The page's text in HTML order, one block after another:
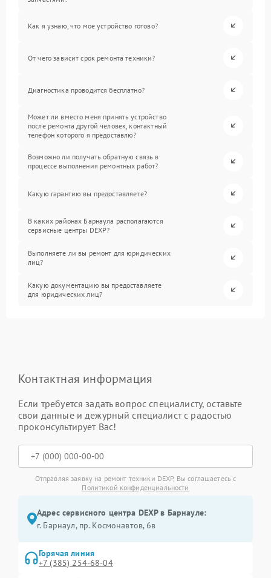
Как я узнаю, что мое устройство готово?
От чего зависит срок ремонта техники?
Диагностика проводится бесплатно?
Может ли вместо меня принять устройство
после ремонта другой человек, контактный
телефон которого я предоставлю?
Возможно ли получать обратную связь в
процессе выполнения ремонтных работ?
Какую гарантию вы предоставляете?
В каких районах Барнаула располагаются
сервисные центры DEXP?
Выполняете ли вы ремонт для юридических
лиц?
Какую документацию вы предоставляете
для юридических лиц?
Контактная информация
Если требуется задать вопрос специалисту, оставьте
свои данные и дежурный специалист с радостью
проконсультирует Вас!
Отправляя заявку на ремонт техники DEXP, Вы соглашаетесь с
Политикой конфиденциальности
Адрес сервисного центра DEXP в Барнауле:
г. Барнаул, ​пр. Космонавтов, 6в
Горячая линия
+7 (385) 254-68-04